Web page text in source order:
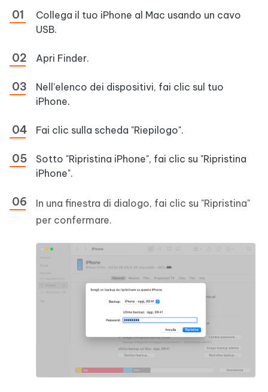
Collega il tuo iPhone al Mac usando un cavo
USB.
Apri Finder.
Nell'elenco dei dispositivi, fai clic sul tuo
iPhone.
Fai clic sulla scheda "Riepilogo".
Sotto "Ripristina iPhone", fai clic su "Ripristina
iPhone".
In una finestra di dialogo, fai clic su "Ripristina"
per confermare.